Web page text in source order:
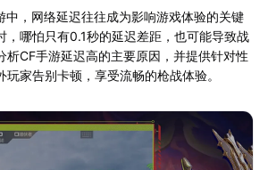
，网络延迟往往成为影响游戏体验的关键
，哪怕只有0.1秒的延迟差距，也可能导致战
析CF手游延迟高的主要原因，并提供针对性
家告别卡顿，享受流畅的枪战体验。